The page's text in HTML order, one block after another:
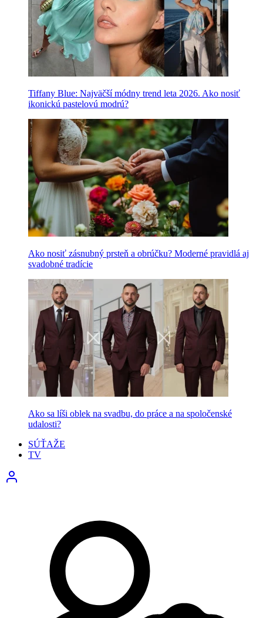
Tiffany Blue: Najväčší módny trend leta 2026. Ako nosiť
ikonickú pastelovú modrú?
Ako nosiť zásnubný prsteň a obrúčku? Moderné pravidlá aj
svadobné tradície
Ako sa líši oblek na svadbu, do práce a na spoločenské
udalosti?
SÚŤAŽE
TV